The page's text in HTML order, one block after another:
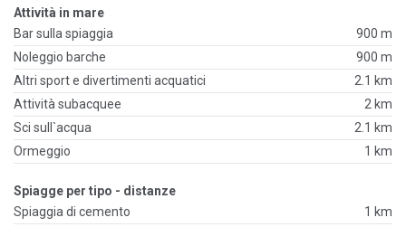
Attività in mare
Bar sulla spiaggia
900 m
Noleggio barche
900 m
Altri sport e divertimenti acquatici
2.1 km
Attività subacquee
2 km
Sci sull`acqua
2.1 km
Ormeggio
1 km
Spiagge per tipo - distanze
Spiaggia di cemento
1 km